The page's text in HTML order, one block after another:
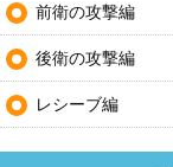
前衛の攻撃編
後衛の攻撃編
レシーブ編